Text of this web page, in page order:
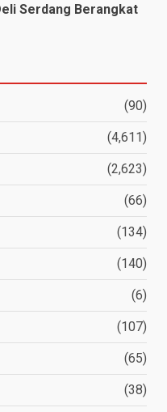
Serdang Berangkat
(90)
(4,611)
(2,623)
(66)
(134)
(140)
(6)
(107)
(65)
(38)